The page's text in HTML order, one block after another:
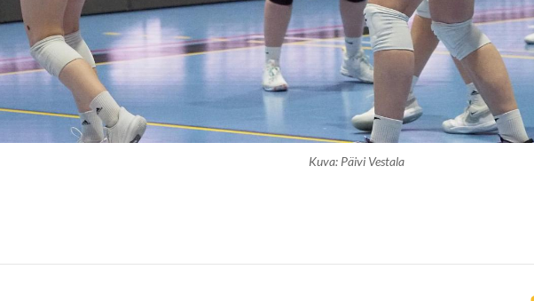
Kuva: Päivi Vestala